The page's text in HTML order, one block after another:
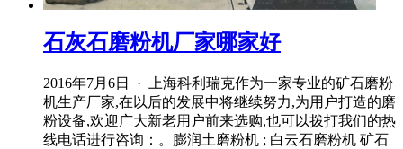
石灰石磨粉机厂家哪家好
2016年7月6日 · 上海科利瑞克作为一家专业的矿石磨粉
机生产厂家,在以后的发展中将继续努力,为用户打造的磨
粉设备,欢迎广大新老用户前来选购,也可以拨打我们的热
线电话进行咨询：。膨润土磨粉机 ; 白云石磨粉机 矿石